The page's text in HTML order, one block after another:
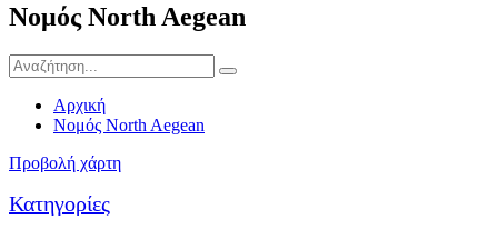
Νομός North Aegean
Αρχική
Νομός North Aegean
Προβολή χάρτη
Κατηγορίες